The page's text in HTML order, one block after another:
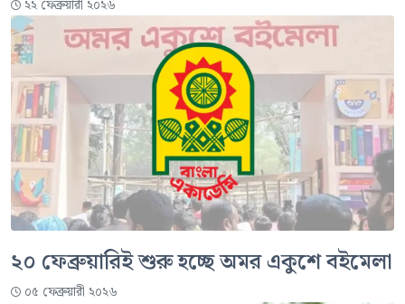
২২ ফেব্রুয়ারী ২০২৬
২০ ফেব্রুয়ারিই শুরু হচ্ছে অমর একুশে বইমেলা
০৫ ফেব্রুয়ারী ২০২৬